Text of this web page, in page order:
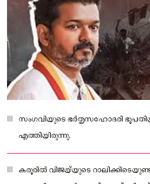
സംഗവിയുടെ ഭർതൃസഹോദരി
എത്തിയിരുന്നു.
കരൂരിൽ വിജയ്‌യുടെ